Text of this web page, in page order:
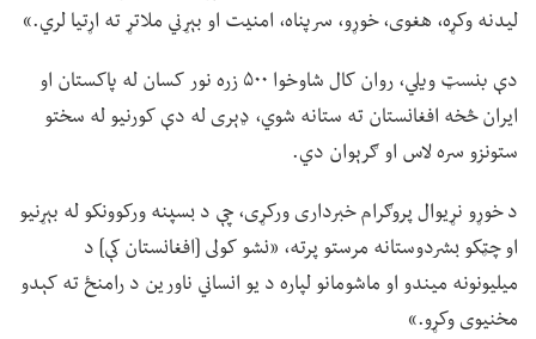
لیدنه وکړه، هغوی، خوړو، سرپناه، امنیت او بېړني ملاتړ ته اړتیا لري.»
دې بنسټ ویلي، روان کال شاوخوا ۵۰۰ زره نور کسان له پاکستان او
ایران څخه افغانستان ته ستانه شوي، ډېری له دې کورنیو له سختو
ستونزو سره لاس او ګرېوان دي.
د خوړو نړیوال پروګرام خبرداری ورکړی، چې د بسپنه ورکوونکو له بېړنیو
او چټکو بشردوستانه مرستو پرته، «نشو کولی [افغانستان کې] د
میلیونونه میندو او ماشومانو لپاره د یو انساني ناورین د رامنځ ته کېدو
مخنیوی وکړو.»